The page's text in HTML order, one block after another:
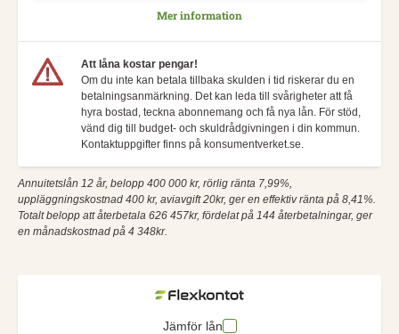
Mer information
Att låna kostar pengar!
Om du inte kan betala tillbaka skulden i tid riskerar du en
betalningsanmärkning. Det kan leda till svårigheter att få
hyra bostad, teckna abonnemang och få nya lån. För stöd,
vänd dig till budget- och skuldrådgivningen i din kommun.
Kontaktuppgifter finns på konsumentverket.se.
Annuitetslån 12 år, belopp 400 000 kr, rörlig ränta 7,99%,
uppläggningskostnad 400 kr, aviavgift 20kr, ger en effektiv ränta på 8,41%.
Totalt belopp att återbetala 626 457kr, fördelat på 144 återbetalningar, ger
en månadskostnad på 4 348kr.
Jämför lån